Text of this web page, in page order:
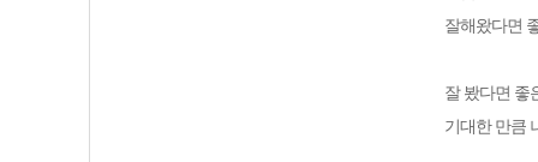
잘해왔다면
잘 봤다면 좋
기대한 만큼